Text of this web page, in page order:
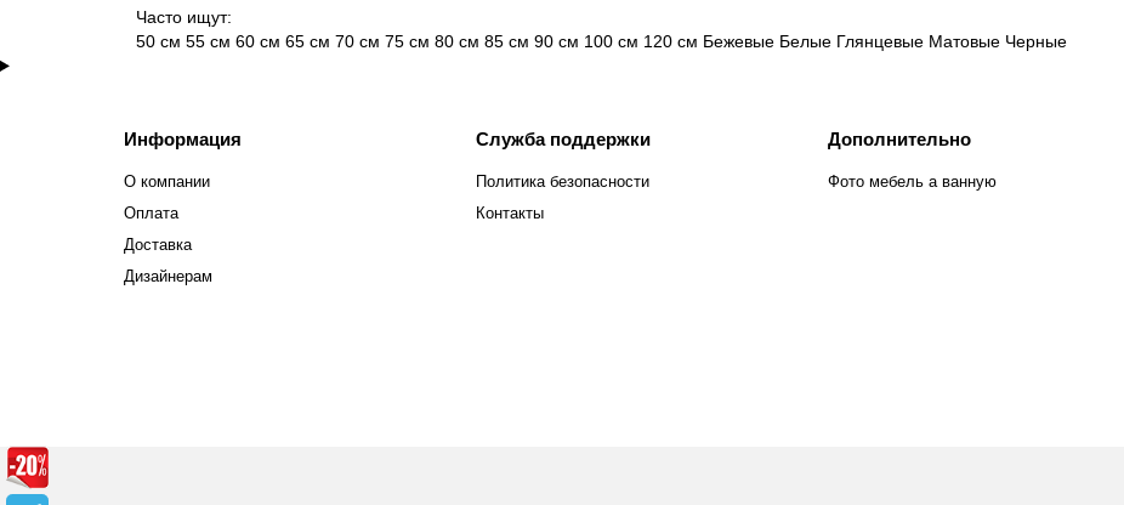
Часто ищут:
50 см 55 см 60 см 65 см 70 см 75 см 80 см 85 см 90 см 100 см 120 см Бежевые Белые Глянцевые Матовые Черные
Информация
О компании
Оплата
Доставка
Дизайнерам
Служба поддержки
Политика безопасности
Контакты
Дополнительно
Фото мебель а ванную